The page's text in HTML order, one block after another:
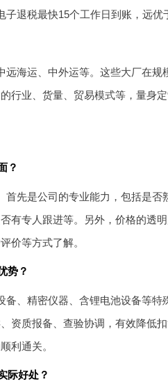
子退税最快15个工作日到账，远优
海运、中外运等。这些大厂在
行业、货量、贸易模式等，量身
？
先是公司的专业能力，包括是
有专人跟进等。另外，价格的透
价等方式了解。
势？
、精密仪器、含锂电池设备等
资质报备、查验协调，有效降低
利通关。
际好处？